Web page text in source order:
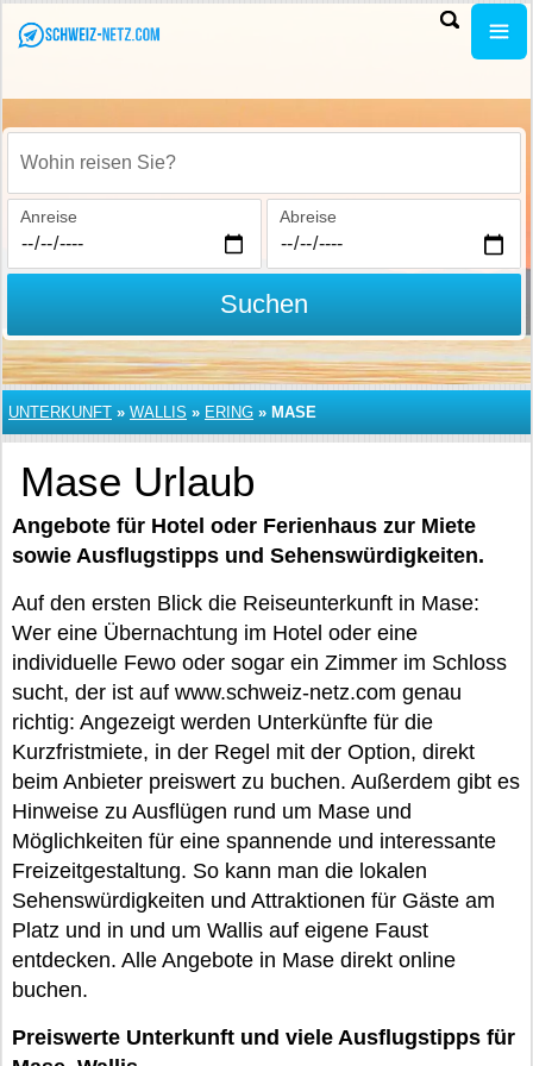
Wohin reisen Sie?
Anreise Abreise
Suchen
UNTERKUNFT » WALLIS » ERING » MASE
Mase Urlaub
Angebote für Hotel oder Ferienhaus zur Miete
sowie Ausflugstipps und Sehenswürdigkeiten.
Auf den ersten Blick die Reiseunterkunft in Mase:
Wer eine Übernachtung im Hotel oder eine
individuelle Fewo oder sogar ein Zimmer im Schloss
sucht, der ist auf www.schweiz-netz.com genau
richtig: Angezeigt werden Unterkünfte für die
Kurzfristmiete, in der Regel mit der Option, direkt
beim Anbieter preiswert zu buchen. Außerdem gibt es
Hinweise zu Ausflügen rund um Mase und
Möglichkeiten für eine spannende und interessante
Freizeitgestaltung. So kann man die lokalen
Sehenswürdigkeiten und Attraktionen für Gäste am
Platz und in und um Wallis auf eigene Faust
entdecken. Alle Angebote in Mase direkt online
buchen.
Preiswerte Unterkunft und viele Ausflugstipps für